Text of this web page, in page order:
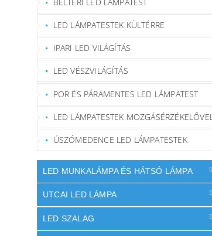
LED LÁMPATESTEK KÜLTÉRRE
IPARI LED VILÁGÍTÁS
LED VÉSZVILÁGÍTÁS
POR ÉS PÁRAMENTES LED LÁMPATEST
LED LÁMPATESTEK MOZGÁSÉRZÉKELŐVEL
ÚSZÓMEDENCE LED LÁMPATESTEK
LED MUNKALÁMPA ÉS HÁTSÓ LÁMPA
UTCAI LED LÁMPA
LED SZALAG